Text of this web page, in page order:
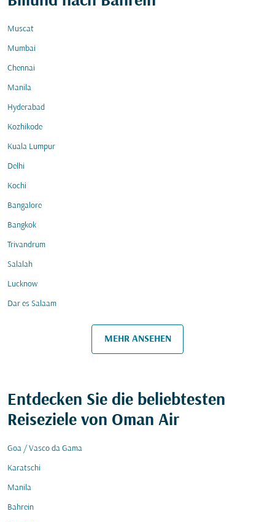
Muscat
Mumbai
Chennai
Manila
Hyderabad
Kozhikode
Kuala Lumpur
Delhi
Kochi
Bangalore
Bangkok
Trivandrum
Salalah
Lucknow
Dar es Salaam
MEHR ANSEHEN
Entdecken Sie die beliebtesten
Reiseziele von Oman Air
Goa / Vasco da Gama
Karatschi
Manila
Bahrein